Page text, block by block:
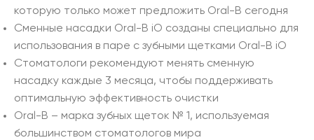
которую только может предложить Oral-B сегодня
Сменные насадки Oral-B iO созданы специально для
использования в паре с зубными щетками Oral-B iO
Стоматологи рекомендуют менять сменную
насадку каждые 3 месяца, чтобы поддерживать
оптимальную эффективность очистки
Oral-B – марка зубных щеток № 1, используемая
большинством стоматологов мира